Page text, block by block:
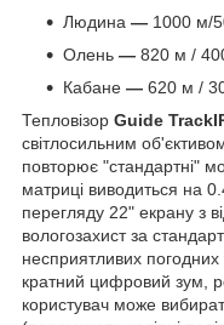
Людина — 1000 м/
Олень — 820 м /
Кабане — 620 м /
Тепловізор Guide
світлосильним
повторює "стандартні"
матриці виводиться на
перегляду 22" екрану з
вологозахист за
несприятливих погодних
кратний цифровий зум,
користувач може